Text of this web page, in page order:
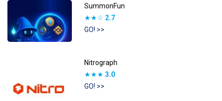
SummonFun
★★☆ 2.7
GO! >>
Nitrograph
★★★ 3.0
GO! >>